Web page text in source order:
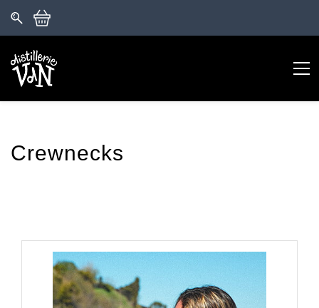
Crewnecks